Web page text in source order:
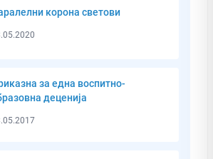
корона светови
за една воспитно-
деценија